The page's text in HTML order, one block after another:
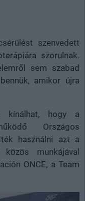
szenvedett
szorulnak.
sem szabad
amikor újra
kínálhat, hogy a
Országos
használni azt a
munkájával
ONCE, a Team